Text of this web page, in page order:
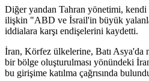
Diğer yandan Tahran yönetimi, kendi
ilişkin "ABD ve İsrail'in büyük
iddialara karşı endişelerini kaydetti.
İran, Körfez ülkelerine, Batı Asya'da
bir bölge oluşturulması yönündeki
bu girişime katılma çağrısında